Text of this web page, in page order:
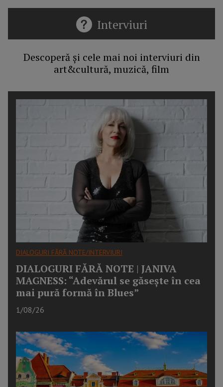
Interviuri
Descoperă și cele mai noi interviuri din
art&cultură, muzică, film
DIALOGURI FĂRĂ NOTE/INTERVIURI
DIALOGURI FĂRĂ NOTE | JANIVA
MAGNESS: “Adevărul se găseşte în cea
mai pură formă în Blues”
1/08/26